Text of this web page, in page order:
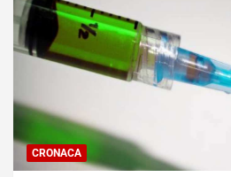
CRONACA